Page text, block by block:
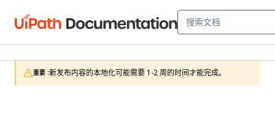
重要 :新发布内容的本地化可能需要 1-2 周的时间才能完成。